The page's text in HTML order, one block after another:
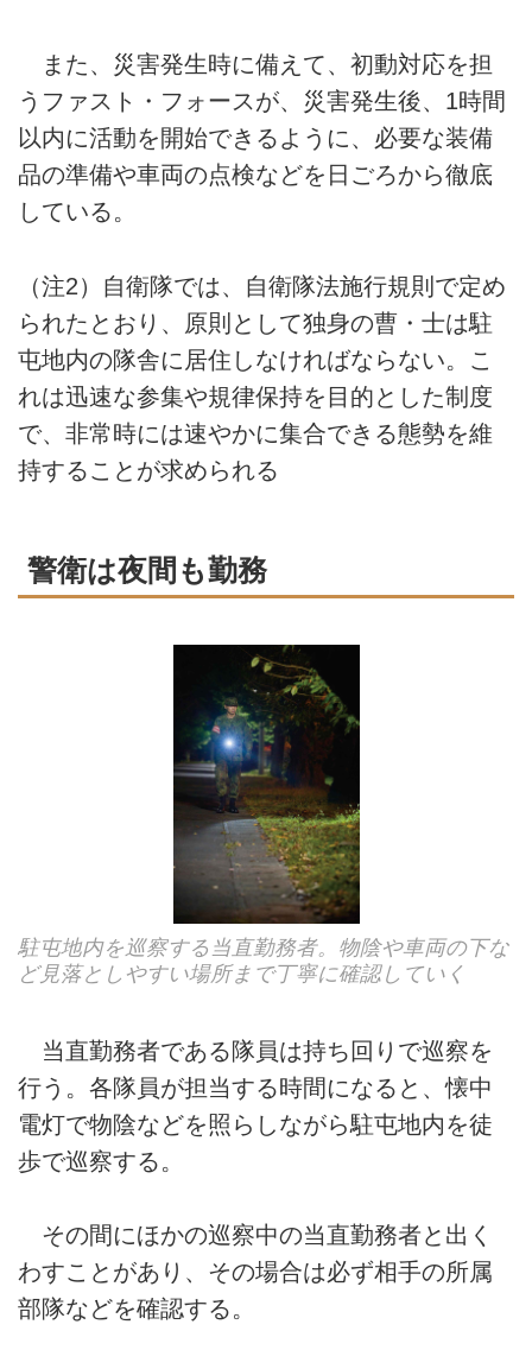
また、災害発生時に備えて、初動対応を担
うファスト・フォースが、災害発生後、1時間
以内に活動を開始できるように、必要な装備
品の準備や車両の点検などを日ごろから徹底
している。
（注2）自衛隊では、自衛隊法施行規則で定め
られたとおり、原則として独身の曹・士は駐
屯地内の隊舎に居住しなければならない。こ
れは迅速な参集や規律保持を目的とした制度
で、非常時には速やかに集合できる態勢を維
持することが求められる
警衛は夜間も勤務
駐屯地内を巡察する当直勤務者。物陰や車両の下な
ど見落としやすい場所まで丁寧に確認していく
当直勤務者である隊員は持ち回りで巡察を
行う。各隊員が担当する時間になると、懐中
電灯で物陰などを照らしながら駐屯地内を徒
歩で巡察する。
その間にほかの巡察中の当直勤務者と出く
わすことがあり、その場合は必ず相手の所属
部隊などを確認する。